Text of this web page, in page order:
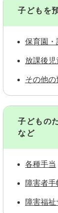
子どもを
保育園・
放課後児
その他
子どもの
など
各種手当
障害者手
障害福祉